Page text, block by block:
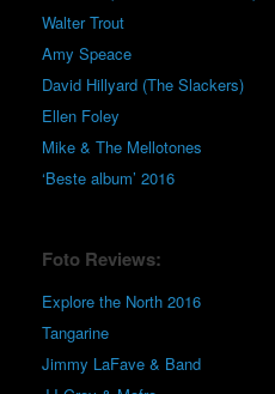
Walter Trout
Amy Speace
David Hillyard (The Slackers)
Ellen Foley
Mike & The Mellotones
‘Beste album’ 2016
Foto Reviews:
Explore the North 2016
Tangarine
Jimmy LaFave & Band